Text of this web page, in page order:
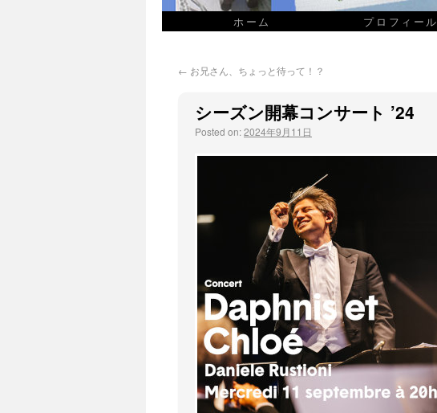
ホーム プロフィール
← お兄さん、ちょっと待って！？
シーズン開幕コンサート ’24
Posted on:2024年9月11日